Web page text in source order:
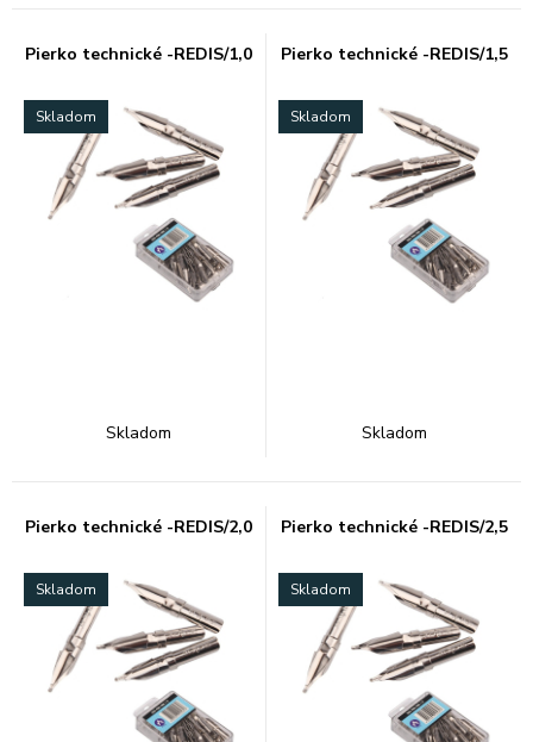
Pierko technické -REDIS/1,0
Skladom
Skladom
Pierko technické -REDIS/1,5
Skladom
Skladom
Pierko technické -REDIS/2,0
Skladom
Pierko technické -REDIS/2,5
Skladom